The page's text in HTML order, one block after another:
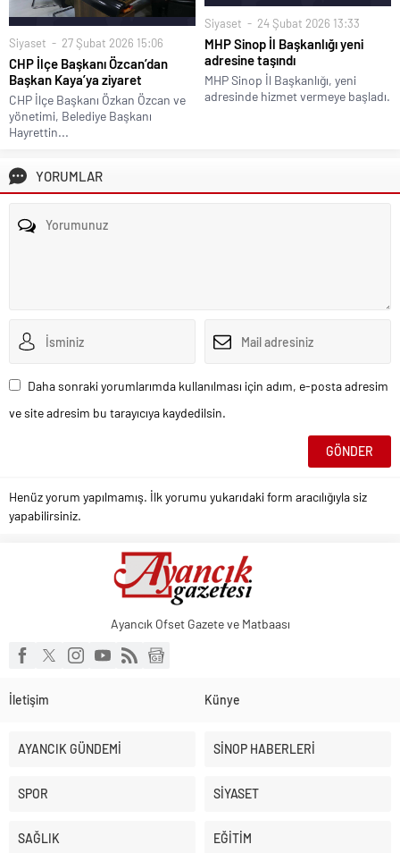
Siyaset 27 Şubat 2026 15:06
CHP İlçe Başkanı Özcan’dan
Başkan Kaya’ya ziyaret
CHP İlçe Başkanı Özkan Özcan ve
yönetimi, Belediye Başkanı
Hayrettin...
Siyaset 24 Şubat 2026 13:33
MHP Sinop İl Başkanlığı yeni
adresine taşındı
MHP Sinop İl Başkanlığı, yeni
adresinde hizmet vermeye başladı.
YORUMLAR
Daha sonraki yorumlarımda kullanılması için adım, e-posta adresim
ve site adresim bu tarayıcıya kaydedilsin.
Henüz yorum yapılmamış. İlk yorumu yukarıdaki form aracılığıyla siz
yapabilirsiniz.
Ayancık Ofset Gazete ve Matbaası
İletişim Künye
AYANCIK GÜNDEMİ SİNOP HABERLERİ
SPOR SİYASET
SAĞLIK EĞİTİM